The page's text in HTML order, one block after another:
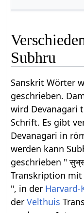
Subhru
Sanskrit Wörter
geschrieben.
wird Devanagari
Schrift. Es gibt
Devanagari in
werden kann
geschrieben "
Transkription
", in der Harvard-
derVelthuis